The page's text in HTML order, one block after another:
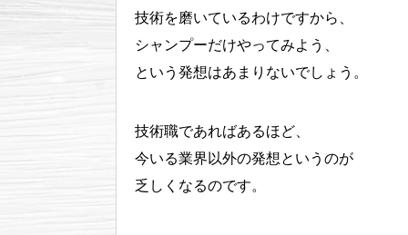
技術を磨いているわけですから、
シャンプーだけやってみよう、
という発想はあまりないでしょう。
技術職であればあるほど、
今いる業界以外の発想というのが
乏しくなるのです。